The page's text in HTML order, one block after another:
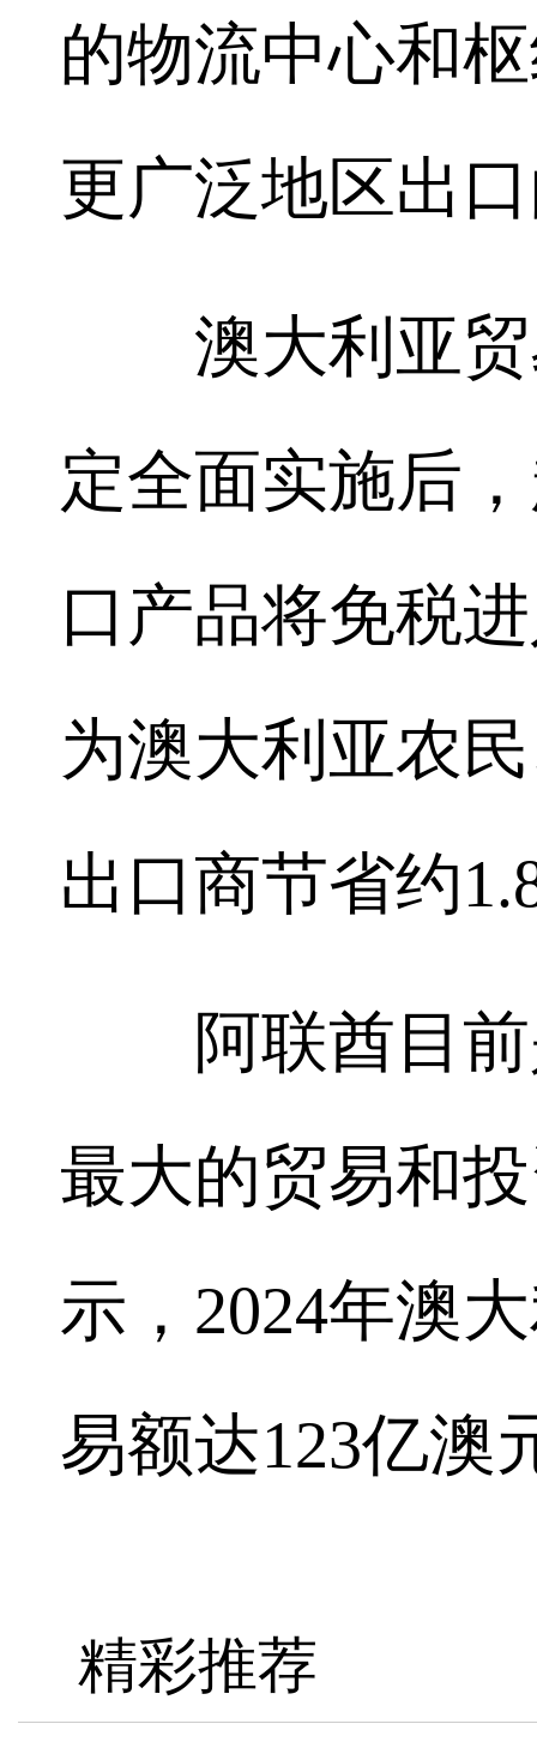
的物流中心和
更广泛地区出
澳大利亚贸
定全面实施后
口产品将免税
为澳大利亚农
出口商节省约
阿联酋目前
最大的贸易和
示，2024年澳
易额达123亿澳
精彩推荐